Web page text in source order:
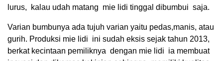
lurus, kalau udah matang mie lidi tinggal dibumbui saja.
Varian bumbunya ada tujuh varian yaitu pedas,manis, atau
gurih. Produksi mie lidi ini sudah eksis sejak tahun 2013,
berkat kecintaan pemiliknya dengan mie lidi ia membuat